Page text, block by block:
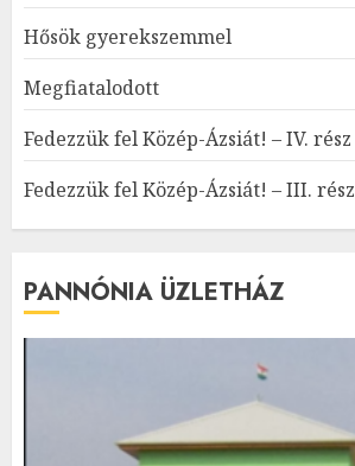
Hősök gyerekszemmel
Megfiatalodott
Fedezzük fel Közép-Ázsiát! – IV. rész
Fedezzük fel Közép-Ázsiát! – III. rész
PANNÓNIA ÜZLETHÁZ